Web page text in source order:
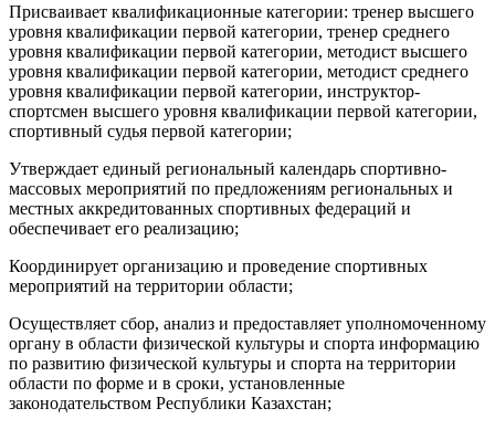
Присваивает квалификационные категории: тренер высшего
уровня квалификации первой категории, тренер среднего
уровня квалификации первой категории, методист высшего
уровня квалификации первой категории, методист среднего
уровня квалификации первой категории, инструктор-
спортсмен высшего уровня квалификации первой категории,
спортивный судья первой категории;
Утверждает единый региональный календарь спортивно-
массовых мероприятий по предложениям региональных и
местных аккредитованных спортивных федераций и
обеспечивает его реализацию;
Координирует организацию и проведение спортивных
мероприятий на территории области;
Осуществляет сбор, анализ и предоставляет уполномоченному
органу в области физической культуры и спорта информацию
по развитию физической культуры и спорта на территории
области по форме и в сроки, установленные
законодательством Республики Казахстан;